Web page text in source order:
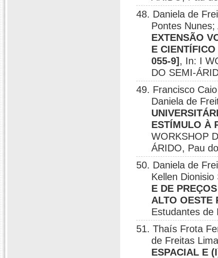
48. Daniela de
Pontes
EXTENSÃO
E
055-9] , In: I
DO SEMI-
49. Francisco
Daniela de
ESTÍMULO À
WORKSHOP
ÁRIDO, Pau
50. Daniela de
Kellen
E DE
ALTO OESTE
Estudantes de
51. Thaís Frota
de Freitas
ESPACIAL E